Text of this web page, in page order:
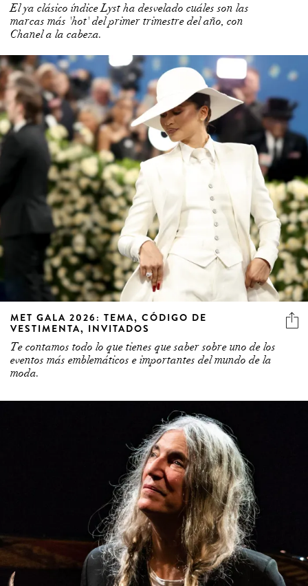
El ya clásico índice Lyst ha desvelado cuáles son las
marcas más 'hot' del primer trimestre del año, con
Chanel a la cabeza.
MET GALA 2026: TEMA, CÓDIGO DE
VESTIMENTA, INVITADOS
Te contamos todo lo que tienes que saber sobre uno de los
eventos más emblemáticos e importantes del mundo de la
moda.